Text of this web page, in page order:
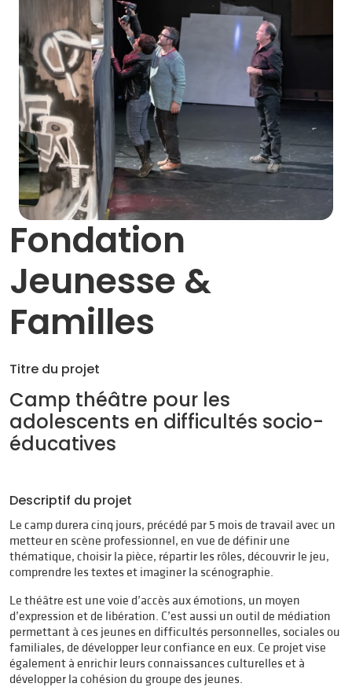
Fondation
Jeunesse &
Familles
Titre du projet
Camp théâtre pour les
adolescents en difficultés socio-
éducatives
Descriptif du projet
Le camp durera cinq jours, précédé par 5 mois de travail avec un
metteur en scène professionnel, en vue de définir une
thématique, choisir la pièce, répartir les rôles, découvrir le jeu,
comprendre les textes et imaginer la scénographie.
Le théâtre est une voie d’accès aux émotions, un moyen
d’expression et de libération. C’est aussi un outil de médiation
permettant à ces jeunes en difficultés personnelles, sociales ou
familiales, de développer leur confiance en eux. Ce projet vise
également à enrichir leurs connaissances culturelles et à
développer la cohésion du groupe des jeunes.